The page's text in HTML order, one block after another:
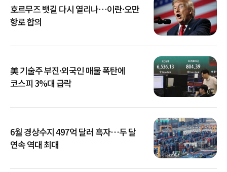
호르무즈 뱃길 다시 열리나…이란·오만
항로 합의
美 기술주 부진·외국인 매물 폭탄에
코스피 3%대 급락
6월 경상수지 497억 달러 흑자…두 달
연속 역대 최대